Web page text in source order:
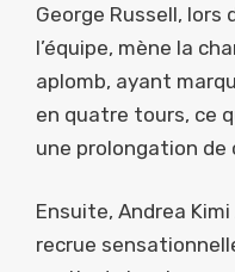
George Russell, lors
l’équipe, mène la
aplomb, ayant
en quatre tours, ce
une prolongation de
Ensuite, Andrea
recrue